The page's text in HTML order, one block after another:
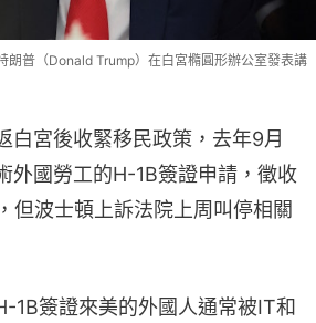
朗普（Donald Trump）在白宮橢圓形辦公室發表講
白宮後收緊移民政策，去年9月
外國勞工的H-1B簽證申請，徵收
但波士頓上訴法院上周叫停相關
1B簽證來美的外國人通常被IT和